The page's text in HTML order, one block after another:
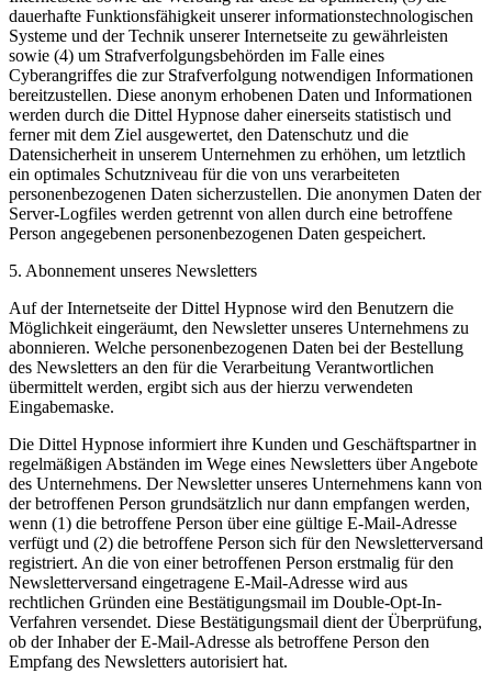
dauerhafte Funktionsfähigkeit unserer informationstechnologischen
Systeme und der Technik unserer Internetseite zu gewährleisten
sowie (4) um Strafverfolgungsbehörden im Falle eines
Cyberangriffes die zur Strafverfolgung notwendigen Informationen
bereitzustellen. Diese anonym erhobenen Daten und Informationen
werden durch die Dittel Hypnose daher einerseits statistisch und
ferner mit dem Ziel ausgewertet, den Datenschutz und die
Datensicherheit in unserem Unternehmen zu erhöhen, um letztlich
ein optimales Schutzniveau für die von uns verarbeiteten
personenbezogenen Daten sicherzustellen. Die anonymen Daten der
Server-Logfiles werden getrennt von allen durch eine betroffene
Person angegebenen personenbezogenen Daten gespeichert.
5. Abonnement unseres Newsletters
Auf der Internetseite der Dittel Hypnose wird den Benutzern die
Möglichkeit eingeräumt, den Newsletter unseres Unternehmens zu
abonnieren. Welche personenbezogenen Daten bei der Bestellung
des Newsletters an den für die Verarbeitung Verantwortlichen
übermittelt werden, ergibt sich aus der hierzu verwendeten
Eingabemaske.
Die Dittel Hypnose informiert ihre Kunden und Geschäftspartner in
regelmäßigen Abständen im Wege eines Newsletters über Angebote
des Unternehmens. Der Newsletter unseres Unternehmens kann von
der betroffenen Person grundsätzlich nur dann empfangen werden,
wenn (1) die betroffene Person über eine gültige E-Mail-Adresse
verfügt und (2) die betroffene Person sich für den Newsletterversand
registriert. An die von einer betroffenen Person erstmalig für den
Newsletterversand eingetragene E-Mail-Adresse wird aus
rechtlichen Gründen eine Bestätigungsmail im Double-Opt-In-
Verfahren versendet. Diese Bestätigungsmail dient der Überprüfung,
ob der Inhaber der E-Mail-Adresse als betroffene Person den
Empfang des Newsletters autorisiert hat.